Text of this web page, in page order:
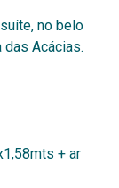
no belo
das Acácias.
+ ar